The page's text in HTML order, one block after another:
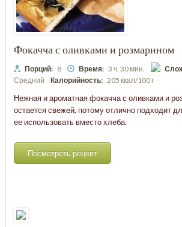
Фокачча с оливками и розмарином
Порций: 8 Время: 3 ч. 30 мин.
Средний
Калорийность: 205 ккал/100 г
Нежная и ароматная фокачча с оливками и
остается свежей, потому отлично подходит
ее использовать вместо хлеба.
Посмотреть рецепт